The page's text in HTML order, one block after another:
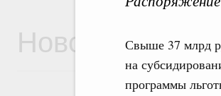
Свыше 37 млрд
на
программы
Новости